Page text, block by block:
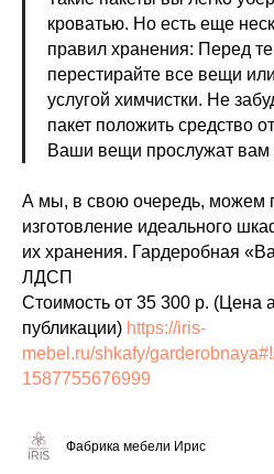
кроватью. Но есть еще
правил хранения: Перед
перестирайте все вещи
услугой химчистки. Не
пакет положить средство
Ваши вещи прослужат вам
А мы, в свою очередь, можем
изготовление идеального
их хранения. Гардеробная
ЛДСП
Стоимость от 35 300 р. (Цена
публикации) https://iris-
mebel.ru/shkafy/
1587755676999
Фабрика мебели Ирис